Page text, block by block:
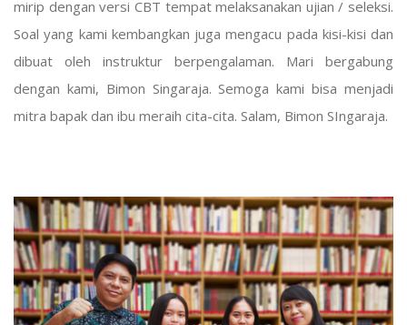
mirip dengan versi CBT tempat melaksanakan ujian / seleksi.
Soal yang kami kembangkan juga mengacu pada kisi-kisi dan
dibuat oleh instruktur berpengalaman. Mari bergabung
dengan kami, Bimon Singaraja. Semoga kami bisa menjadi
mitra bapak dan ibu meraih cita-cita. Salam, Bimon SIngaraja.